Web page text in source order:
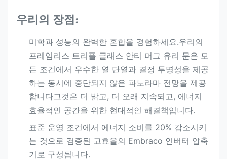
우리의 장점:
미학과 성능의 완벽한 혼합을 경험하세요.우리의
프레임리스 트리플 글래스 안티 머그 유리 문은 모
든 조건에서 우수한 열 단열과 결정 투명성을 제공
하는 동시에 중단되지 않은 파노라마 전망을 제공
합니다그것은 더 밝고, 더 오래 지속되고, 에너지
효율적인 공간을 위한 현대적인 해결책입니다.
표준 운영 조건에서 에너지 소비를 20% 감소시키
는 것으로 검증된 고효율의 Embraco 인버터 압축
기로 구성됩니다.